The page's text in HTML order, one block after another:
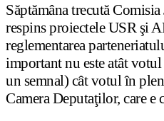
Săptămâna trecută
respins proiectele USR şi
reglementarea
important nu este atât
un semnal) cât votul în
Camera Deputaţilor, care e